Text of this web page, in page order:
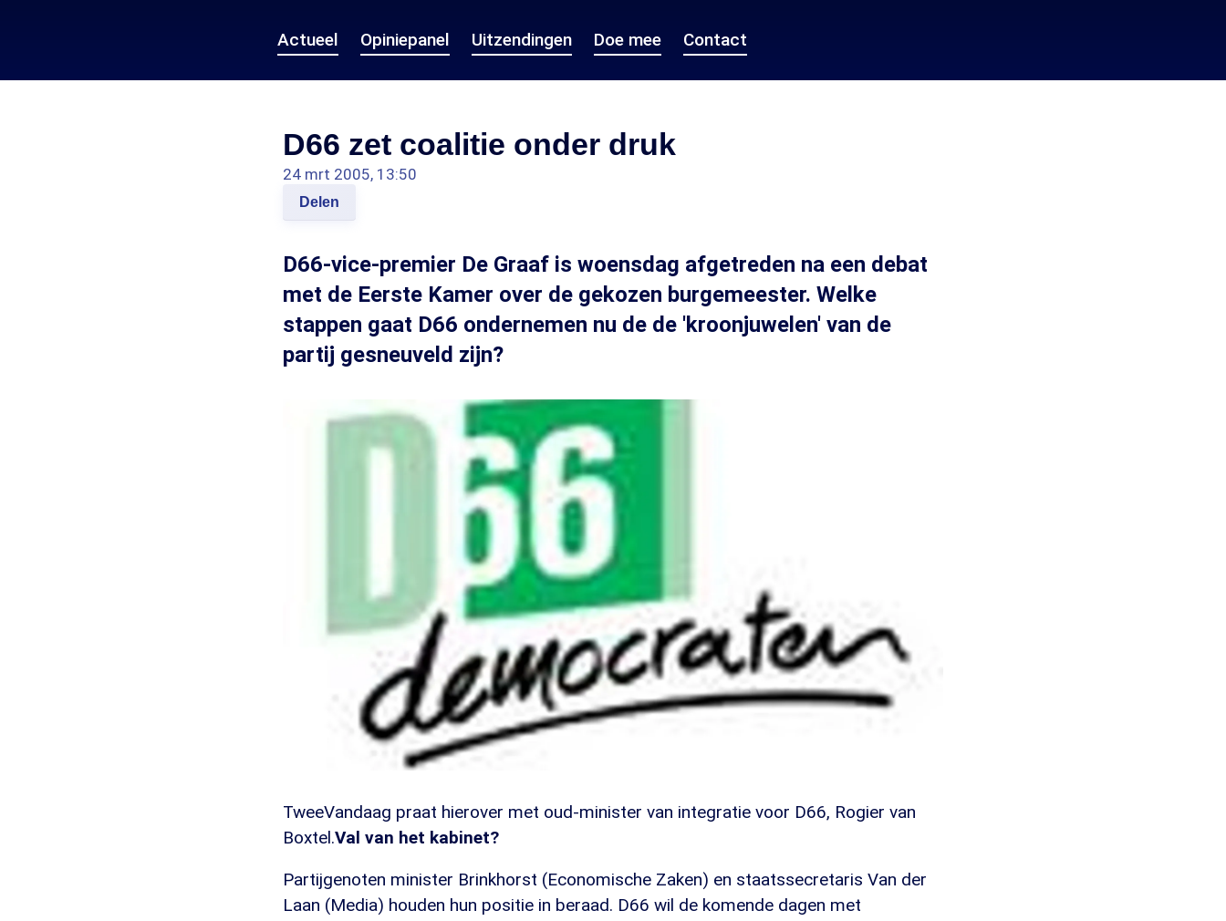
Actueel Opiniepanel Uitzendingen Doe mee Contact
D66 zet coalitie onder druk
24 mrt 2005, 13:50
Delen
D66-vice-premier De Graaf is woensdag afgetreden na een debat
met de Eerste Kamer over de gekozen burgemeester. Welke
stappen gaat D66 ondernemen nu de de 'kroonjuwelen' van de
partij gesneuveld zijn?
TweeVandaag praat hierover met oud-minister van integratie voor D66, Rogier van
Boxtel.Val van het kabinet?
Partijgenoten minister Brinkhorst (Economische Zaken) en staatssecretaris Van der
Laan (Media) houden hun positie in beraad. D66 wil de komende dagen met